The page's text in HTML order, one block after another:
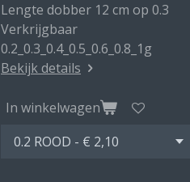
Lengte dobber 12 cm op 0.3
Verkrijgbaar
0.2_0.3_0.4_0.5_0.6_0.8_1g
Bekijk details
In winkelwagen